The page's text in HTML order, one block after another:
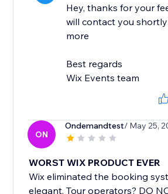
Hey, thanks for your
will contact you
more
Best regards
Wix Events team
ON
Ondemandtest/ May 25,
WORST WIX PRODUCT EVER
Wix eliminated the booking
elegant. Tour operators? DO